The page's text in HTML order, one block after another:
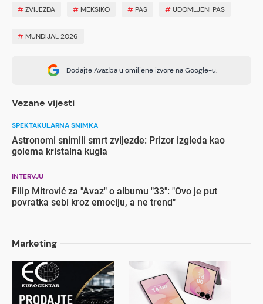
#ZVIJEZDA # MEKSIKO # PAS #UDOMLJENI PAS
# MUNDIJAL 2026
Dodajte Avaz.ba u omiljene izvore na Google-u.
Vezane vijesti
SPEKTAKULARNA SNIMKA
Astronomi snimili smrt zvijezde: Prizor izgleda kao
golema kristalna kugla
INTERVJU
Filip Mitrović za "Avaz" o albumu "33": "Ovo je put
povratka sebi kroz emociju, a ne trend"
Marketing